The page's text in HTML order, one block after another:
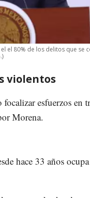
el 80% de los delitos que se
violentos
esfuerzos en
Morena.
hace 33 años